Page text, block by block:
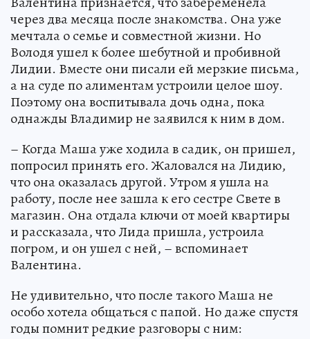
через два месяца после знакомства. Она уже
мечтала о семье и совместной жизни. Но
Володя ушел к более шебутной и пробивной
Лидии. Вместе они писали ей мерзкие письма,
а на суде по алиментам устроили целое шоу.
Поэтому она воспитывала дочь одна, пока
однажды Владимир не заявился к ним в дом.
– Когда Маша уже ходила в садик, он пришел,
попросил принять его. Жаловался на Лидию,
что она оказалась другой. Утром я ушла на
работу, после нее зашла к его сестре Свете в
магазин. Она отдала ключи от моей квартиры
и рассказала, что Лида пришла, устроила
погром, и он ушел с ней, – вспоминает
Валентина.
Не удивительно, что после такого Маша не
особо хотела общаться с папой. Но даже спустя
годы помнит редкие разговоры с ним: